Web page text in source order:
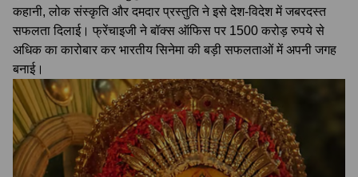
कहानी, लोक संस्कृति और दमदार प्रस्तुति ने इसे देश-विदेश में जबरदस्त
सफलता दिलाई। फ्रेंचाइजी ने बॉक्स ऑफिस पर 1500 करोड़ रुपये से
अधिक का कारोबार कर भारतीय सिनेमा की बड़ी सफलताओं में अपनी जगह
बनाई।